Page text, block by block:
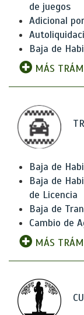
de juegos
Adicional
Baja de
MÁS
Baja de
Baja de
de Licencia
Baja de
Cambio de
MÁS